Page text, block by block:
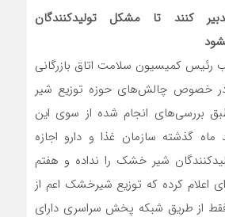
کنند تا مشکل تولیدکنندگان
رئیس کمیسیون سلامت اتاق بازرگانی
خصوص چالش‌های حوزه توزیع شیر
بررسی‌های انجام شده از سوی این
گذشته سازمان غذا و دارو اجازه
شیر خشک را نداده و هفتم
اعلام کرده که توزیع شیرخشک اعم از
فقط از طریق شبکه پخش سراسری دارای